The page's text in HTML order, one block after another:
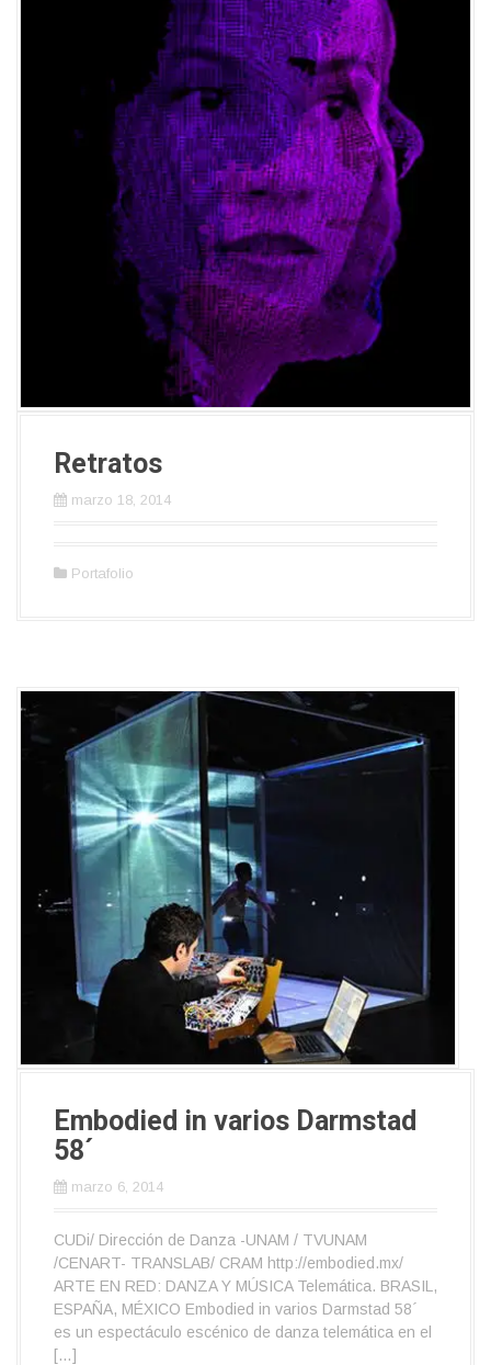
Retratos
marzo 18, 2014
Portafolio
Embodied in varios Darmstad
58´
marzo 6, 2014
CUDi/ Dirección de Danza -UNAM / TVUNAM
/CENART- TRANSLAB/ CRAM http://embodied.mx/
ARTE EN RED: DANZA Y MÚSICA Telemática. BRASIL,
ESPAÑA, MÉXICO Embodied in varios Darmstad 58´
es un espectáculo escénico de danza telemática en el
[…]